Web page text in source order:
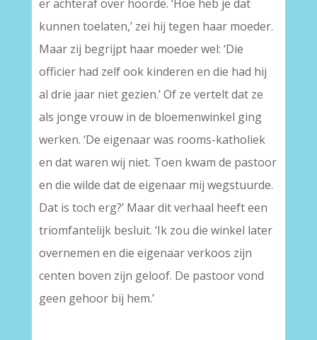
er achteraf over hoorde. ‘Hoe heb je dat
kunnen toelaten,’ zei hij tegen haar moeder.
Maar zij begrijpt haar moeder wel: ‘Die
officier had zelf ook kinderen en die had hij
al drie jaar niet gezien.’ Of ze vertelt dat ze
als jonge vrouw in de bloemenwinkel ging
werken. ‘De eigenaar was rooms-katholiek
en dat waren wij niet. Toen kwam de pastoor
en die wilde dat de eigenaar mij wegstuurde.
Dat is toch erg?’ Maar dit verhaal heeft een
triomfantelijk besluit. ‘Ik zou die winkel later
overnemen en die eigenaar verkoos zijn
centen boven zijn geloof. De pastoor vond
geen gehoor bij hem.’